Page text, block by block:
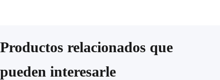
Productos relacionados que
pueden interesarle